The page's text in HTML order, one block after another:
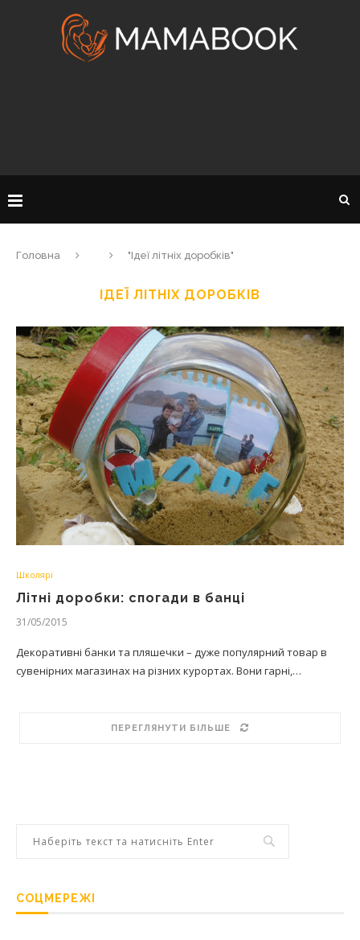
Головна "Ідеї літніх доробків"
ІДЕЇ ЛІТНІХ ДОРОБКІВ
Школярі
Літні доробки: спогади в банці
31/05/2015
Декоративні банки та пляшечки – дуже популярний товар в
сувенірних магазинах на різних курортах. Вони гарні,…
ПЕРЕГЛЯНУТИ БІЛЬШЕ
СОЦМЕРЕЖІ